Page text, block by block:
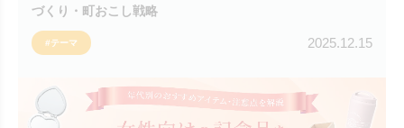
づくり・町おこし戦略
#テーマ 2025.12.15